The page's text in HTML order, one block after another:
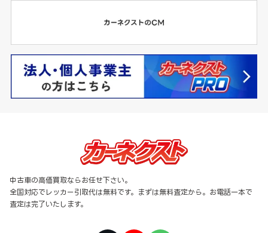
中古車の高価買取ならお任せ下さい。
全国対応でレッカー引取代は無料です。まずは無料査定から。お電話一本で
査定は完了いたします。